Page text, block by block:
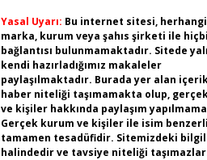
Yasal Uyarı: Bu internet sitesi,
marka, kurum veya şahıs şirketi ile
bağlantısı bulunmamaktadır. Sitede
kendi hazırladığımız makaleler
paylaşılmaktadır. Burada yer alan
haber niteliği taşımamakta olup,
ve kişiler hakkında paylaşım
Gerçek kurum ve kişiler ile isim
tamamen tesadüfidir. Sitemizdeki
halindedir ve tavsiye niteliği